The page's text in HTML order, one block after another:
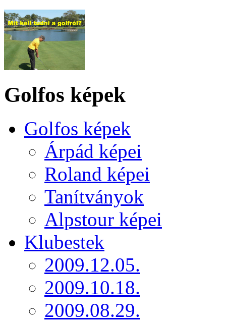
Golfos képek
Golfos képek
Árpád képei
Roland képei
Tanítványok
Alpstour képei
Klubestek
2009.12.05.
2009.10.18.
2009.08.29.